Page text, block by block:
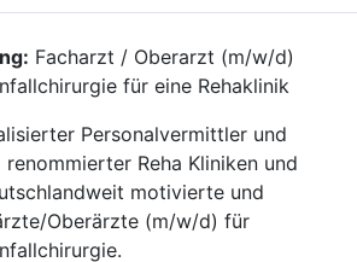
Facharzt / Oberarzt (m/w/d)
für eine Rehaklinik
Personalvermittler und
Reha Kliniken und
motivierte und
Oberärzte (m/w/d) für